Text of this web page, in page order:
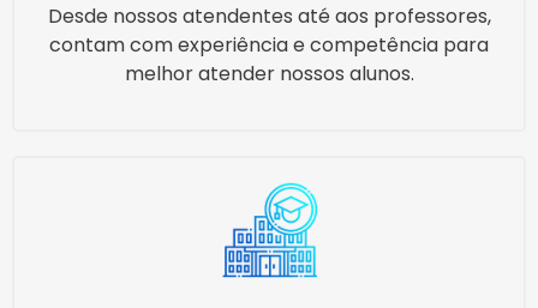
Desde nossos atendentes até aos professores,
contam com experiência e competência para
melhor atender nossos alunos.